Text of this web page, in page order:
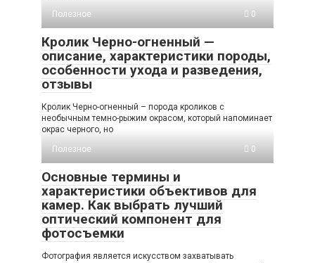
Полезное
0
Кролик Черно-огненный —
описание, характеристики породы,
особенности ухода и разведения,
отзывы
Кролик Черно-огненный – порода кроликов с
необычным темно-рыжим окрасом, который напоминает
окрас черного, но
Полезное
0
Основные термины и
характеристики объективов для
камер. Как выбрать лучший
оптический компонент для
фотосъемки
Фотография является искусством захватывать